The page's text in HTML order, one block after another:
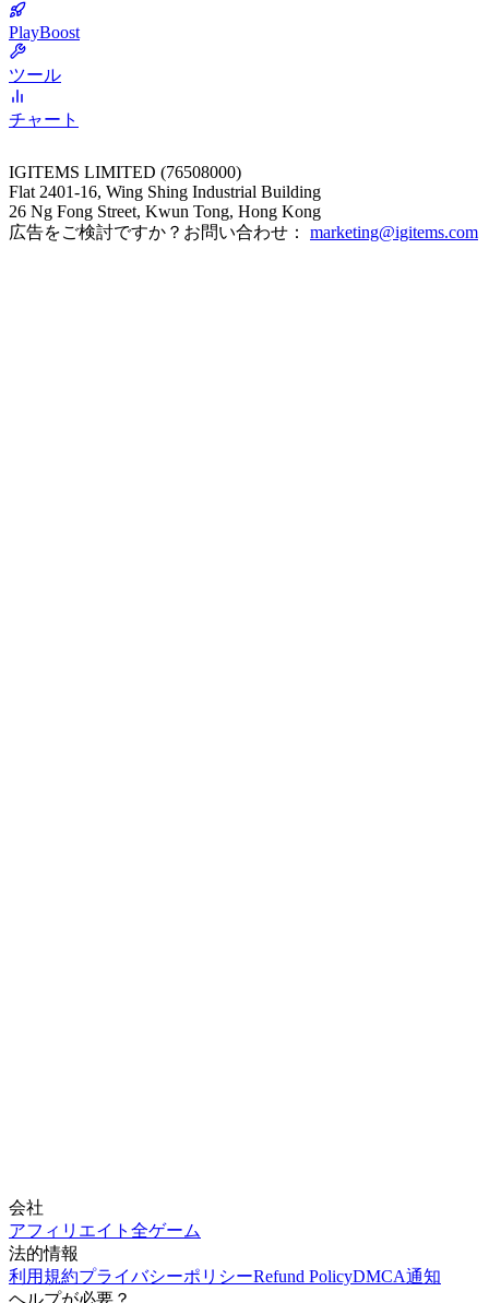
PlayBoost
ツール
チャート
IGITEMS LIMITED (76508000)
Flat 2401-16, Wing Shing Industrial Building
26 Ng Fong Street, Kwun Tong, Hong Kong
広告をご検討ですか？お問い合わせ： marketing@igitems.com
会社
アフィリエイト 全ゲーム
法的情報
利用規約プライバシーポリシーRefund PolicyDMCA通知